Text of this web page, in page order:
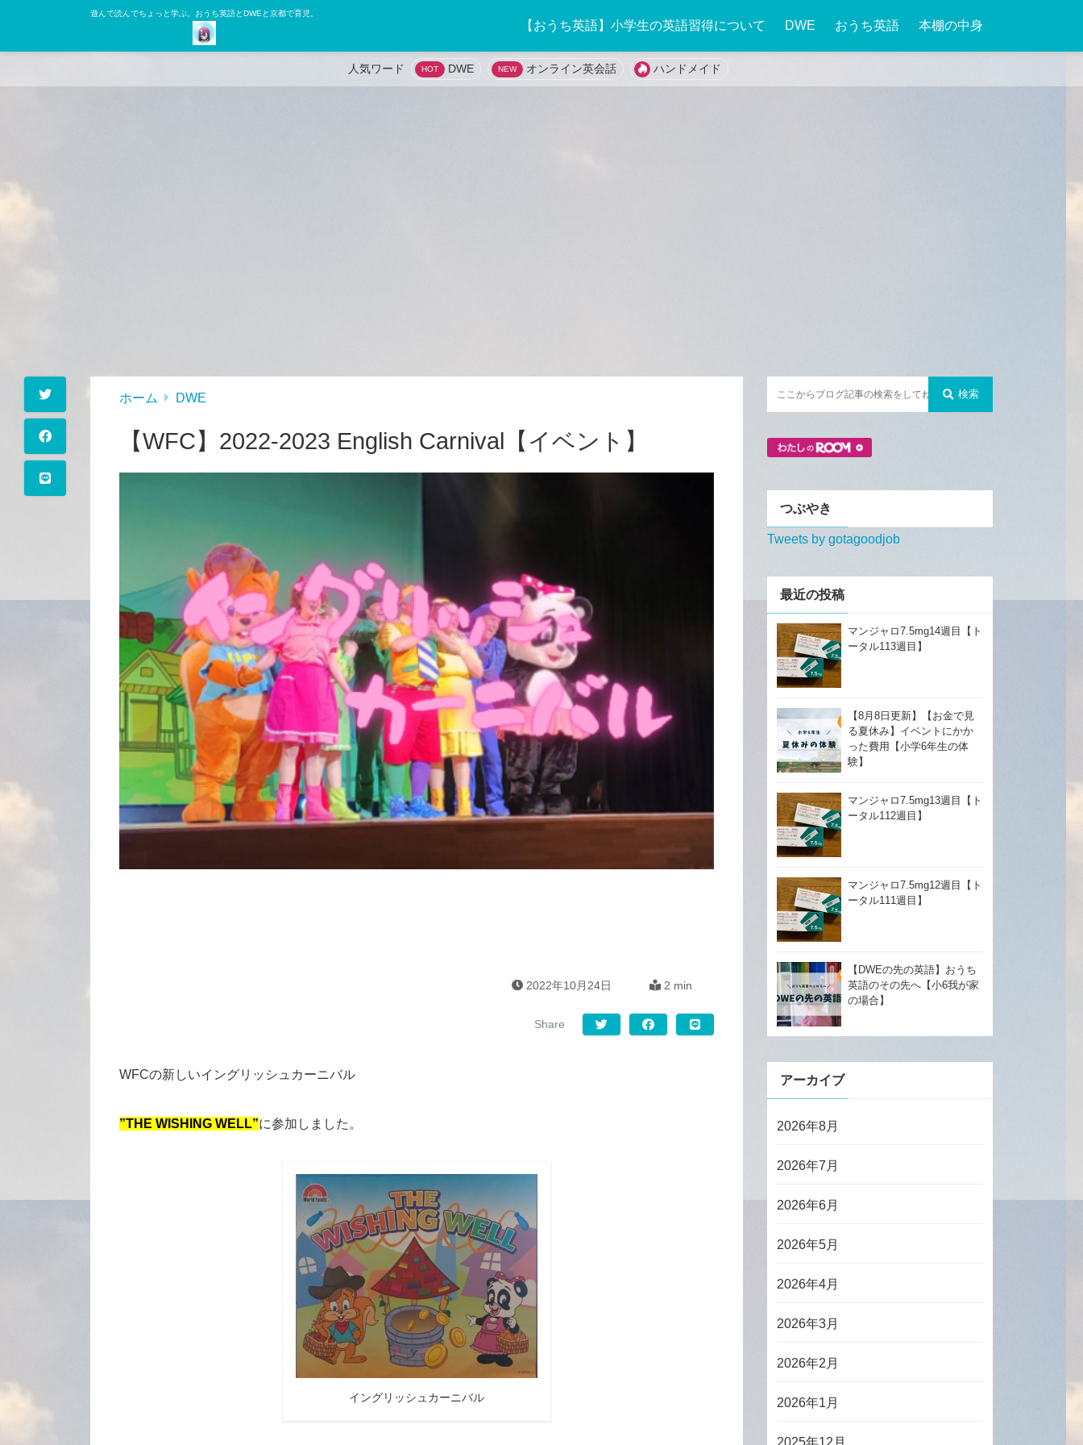
遊んで読んでちょっと学ぶ。おうち英語とDWEと京都で育児。
【おうち英語】小学生の英語習得について DWE おうち英語 本棚の中身
DWE オンライン英会話 ハンドメイド
ホーム DWE
【WFC】2022-2023 English Carnival【イベント】
2022年10月24日 2 min
WFCの新しいイングリッシュカーニバル
”THE WISHING WELL”に参加しました。
イングリッシュカーニバル
検索
つぶやき
Tweets by gotagoodjob
最近の投稿
マンジャロ7.5mg14週目【ト
ータル113週目】
【8月8日更新】【お金で見
る夏休み】イベントにかか
った費用【小学6年生の体
験】
マンジャロ7.5mg13週目【ト
ータル112週目】
マンジャロ7.5mg12週目【ト
ータル111週目】
【DWEの先の英語】おうち
英語のその先へ【小6我が家
の場合】
アーカイブ
2026年8月
2026年7月
2026年6月
2026年5月
2026年4月
2026年3月
2026年2月
2026年1月
2025年12月